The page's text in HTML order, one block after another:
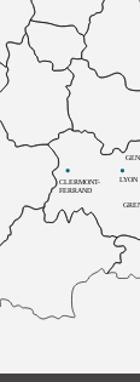
CLERMONT-
FERRAND
LYON